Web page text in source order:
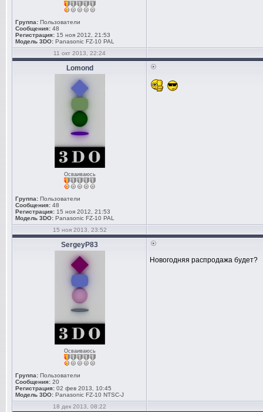
Группа: Пользователи
Сообщения: 48
Регистрация: 15 ноя 2012, 21:53
Модель 3DO: Panasonic FZ-10 PAL
11 окт 2013, 22:24
Lomond
Осваиваюсь
Группа: Пользователи
Сообщения: 48
Регистрация: 15 ноя 2012, 21:53
Модель 3DO: Panasonic FZ-10 PAL
15 ноя 2013, 23:52
SergeyP83
Осваиваюсь
Группа: Пользователи
Сообщения: 20
Регистрация: 02 фев 2013, 10:45
Модель 3DO: Panasonic FZ-10 NTSC-J
Новогодняя распродажа будет?
18 дек 2013, 08:22